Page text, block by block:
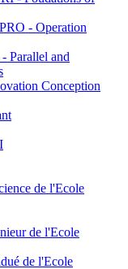
- Operation
Parallel and
Conception
de l'Ecole
de l'Ecole
de l'Ecole